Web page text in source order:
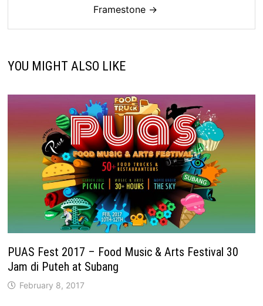
Framestone →
YOU MIGHT ALSO LIKE
PUAS Fest 2017 – Food Music & Arts Festival 30
Jam di Puteh at Subang
February 8, 2017